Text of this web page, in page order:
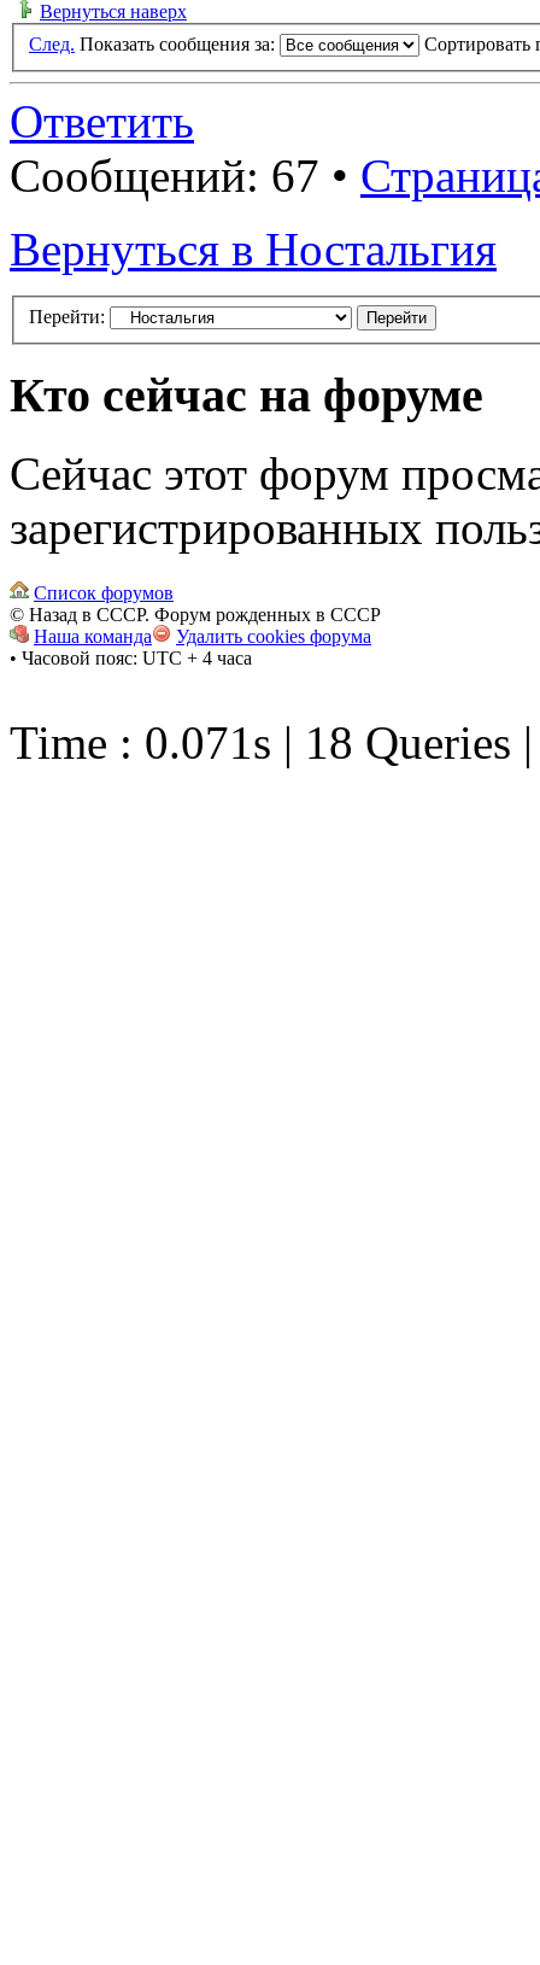
Вернуться наверх
След. Показать сообщения за: Сортировать
Ответить
Сообщений: 67 •
Вернуться в Ностальгия
Перейти:
Кто сейчас на форуме
Сейчас этот форум
зарегистрированных
Список форумов
© Назад в СССР. Форум рожденных в СССР
Наша команда
Удалить cookies форума
• Часовой пояс: UTC + 4 часа
Time : 0.071s | 18 Queries